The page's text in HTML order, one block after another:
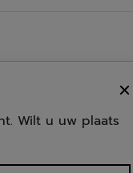
Wilt u uw plaats